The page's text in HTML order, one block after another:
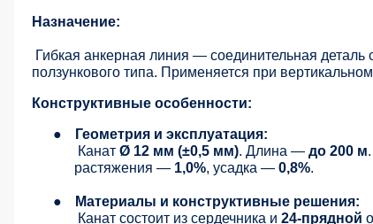
Назначение:
Гибкая анкерная линия — соединительная
ползункового типа. Применяется при
Конструктивные особенности:
●
Геометрия и эксплуатация:
Канат Ø 12 мм (±0,5 мм). Длина — до 200 м
растяжения — 1,0%, усадка — 0,8%.
●
Материалы и конструктивные решения:
Канат состоит из сердечника и 24-прядной